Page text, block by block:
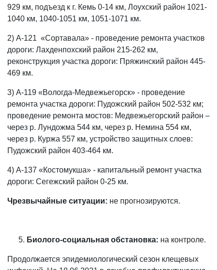
929 км, подъезд к г. Кемь 0-14 км, Лоухский район 1021-
1040 км, 1040-1051 км, 1051-1071 км.
2) А-121 «Сортавала» - проведение ремонта участков
дороги: Лахденпохский район 215-262 км,
реконструкция участка дороги: Пряжинский район 445-
469 км.
3) А-119 «Вологда-Медвежьегорск» - проведение
ремонта участка дороги: Пудожский район 502-532 км;
проведение ремонта мостов: Медвежьегорский район –
через р. Лундожма 544 км, через р. Немина 554 км,
через р. Куржа 557 км, устройство защитных слоев:
Пудожский район 403-464 км.
4) А-137 «Костомукша» - капитальный ремонт участка
дороги: Сегежский район 0-25 км.
Чрезвычайные ситуации: не прогнозируются.
Биолого-социальная обстановка: на контроле.
Продолжается эпидемиологический сезон клещевых